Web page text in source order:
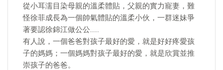
從小耳濡目染母親的溫柔體貼，父親的實力寵妻，難
怪徐菲成長為一個帥氣體貼的溫柔小伙，一群迷妹爭
著要認徐錦江做公公……
有人說，一個爸爸對孩子最好的愛，就是好好疼愛孩
子的媽媽；一個媽媽對孩子最好的愛，就是欣賞並推
崇孩子的爸爸。